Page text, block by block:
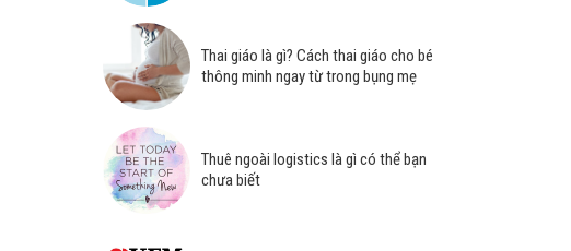
Thai giáo là gì? Cách thai giáo cho bé
thông minh ngay từ trong bụng mẹ
Thuê ngoài logistics là gì có thể bạn
chưa biết